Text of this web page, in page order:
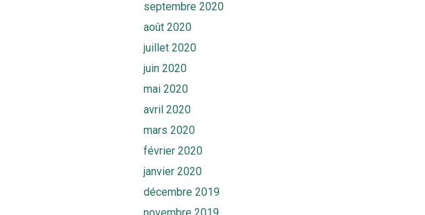
septembre 2020
août 2020
juillet 2020
juin 2020
mai 2020
avril 2020
mars 2020
février 2020
janvier 2020
décembre 2019